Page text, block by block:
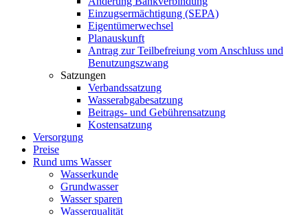
Einzugsermächtigung (SEPA)
Eigentümerwechsel
Planauskunft
Antrag zur Teilbefreiung vom Anschluss und
Benutzungszwang
Satzungen
Verbandssatzung
Wasserabgabesatzung
Beitrags- und Gebührensatzung
Kostensatzung
Versorgung
Preise
Rund ums Wasser
Wasserkunde
Grundwasser
Wasser sparen
Wasserqualität